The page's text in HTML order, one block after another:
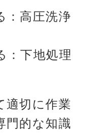
：高圧洗浄
：下地処理
適切に作業
門的な知識